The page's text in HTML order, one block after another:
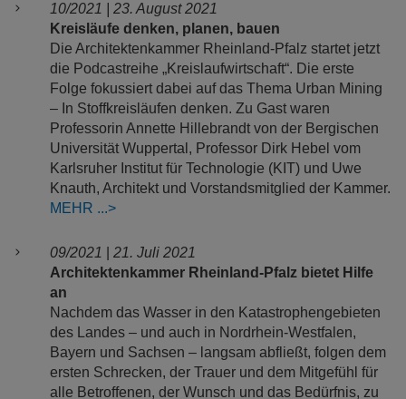
10/2021 | 23. August 2021
Kreisläufe denken, planen, bauen
Die Architektenkammer Rheinland-Pfalz startet jetzt
die Podcastreihe „Kreislaufwirtschaft“. Die erste
Folge fokussiert dabei auf das Thema Urban Mining
– In Stoffkreisläufen denken. Zu Gast waren
Professorin Annette Hillebrandt von der Bergischen
Universität Wuppertal, Professor Dirk Hebel vom
Karlsruher Institut für Technologie (KIT) und Uwe
Knauth, Architekt und Vorstandsmitglied der Kammer.
MEHR
09/2021
21. Juli 2021
Architektenkammer Rheinland-Pfalz bietet Hilfe
an
Nachdem das Wasser in den Katastrophengebieten
des Landes – und auch in Nordrhein-Westfalen,
Bayern und Sachsen – langsam abfließt, folgen dem
ersten Schrecken, der Trauer und dem Mitgefühl für
alle Betroffenen, der Wunsch und das Bedürfnis, zu